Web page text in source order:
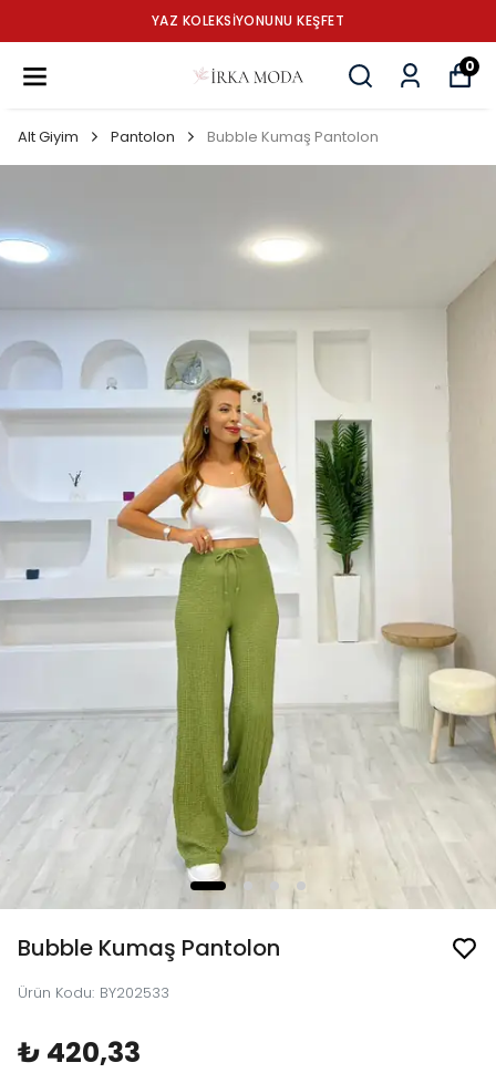
YAZ KOLEKSİYONUNU KEŞFET
0
Alt Giyim Pantolon Bubble Kumaş Pantolon
Bubble Kumaş Pantolon
Ürün Kodu: BY202533
₺ 420,33